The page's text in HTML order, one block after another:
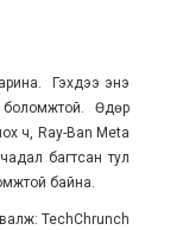
Гэхдээ энэ
боломжтой. Өдөр
ч, Ray-Ban Meta
багтсан тул
байна.
TechChrunch